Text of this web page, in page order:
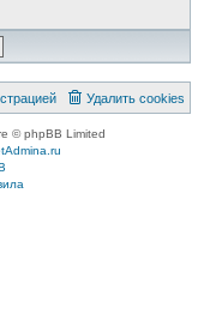
Удалить cookies
© phpBB Limited